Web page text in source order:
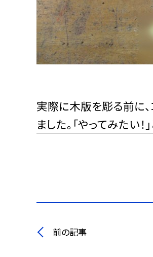
実際に木版を彫る前に
ました。「やってみたい
前の記事